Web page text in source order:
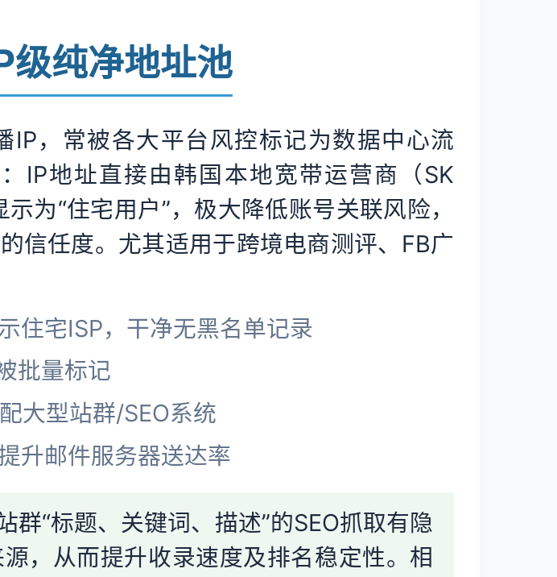
级纯净地址池
IP，常被各大平台风控标记为数据中心流
：IP地址直接由韩国本地宽带运营商（SK
为“住宅用户”，极大降低账号关联风险，
信任度。尤其适用于跨境电商测评、FB广
住宅ISP，干净无黑名单记录
批量标记
大型站群/SEO系统
升邮件服务器送达率
群“标题、关键词、描述”的SEO抓取有隐
，从而提升收录速度及排名稳定性。相